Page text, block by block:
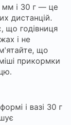
мм і 30 г — це
дистанцій.
що годівниця
і не
що
прикормки
і вазі 30 г